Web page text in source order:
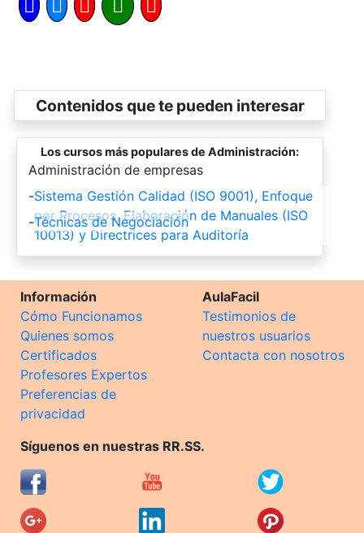
Contenidos que te pueden interesar
Los cursos más populares de Administración:
-
Administración de empresas
-Sistema Gestión Calidad (ISO 9001), Enfoque
por Procesos, Elaboración de Manuales (ISO
10013) y Directrices para Auditoría
-Técnicas de Negociación
Información
Cómo Funcionamos
Quienes somos
Certificados
Profesores Expertos
Preferencias de
privacidad
AulaFacil
Testimonios de
nuestros usuarios
Contacta con nosotros
Síguenos en nuestras RR.SS.